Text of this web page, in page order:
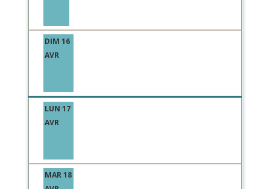
DIM 16
AVR
LUN 17
AVR
MAR 18